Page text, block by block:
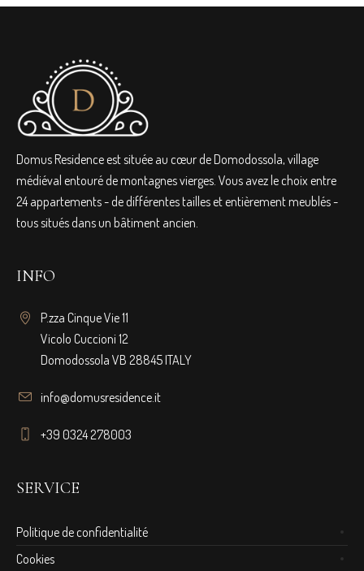
Domus Residence est située au cœur de Domodossola, village
médiéval entouré de montagnes vierges. Vous avez le choix entre
24 appartements - de différentes tailles et entièrement meublés -
tous situés dans un bâtiment ancien.
INFO
P.zza Cinque Vie 11
Vicolo Cuccioni 12
Domodossola VB 28845 ITALY
info@domusresidence.it
+39 0324 278003
SERVICE
Politique de confidentialité
Cookies